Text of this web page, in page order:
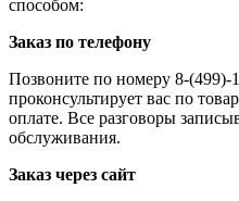
способом:
Заказ по телефону
Позвоните по номеру 8-
проконсультирует вас по
оплате. Все разговоры
обслуживания.
Заказ через сайт